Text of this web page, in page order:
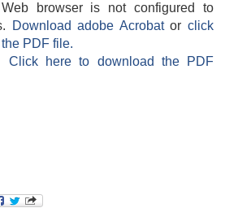
browser is not configured to
Download adobe Acrobatorclick
PDF file.
Click here to download the PDF